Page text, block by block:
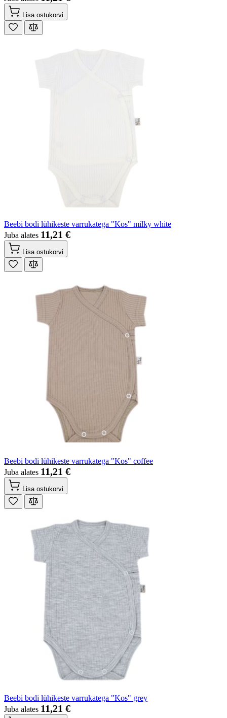
Lisa ostukorvi
Beebi bodi lühikeste varrukatega "Kos" milky white
Juba alates 11,21 €
Lisa ostukorvi
Beebi bodi lühikeste varrukatega "Kos" coffee
Juba alates 11,21 €
Lisa ostukorvi
Beebi bodi lühikeste varrukatega "Kos" grey
Juba alates 11,21 €